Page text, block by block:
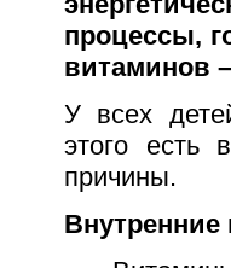
процессы,
витаминов
У всех
этого есть
причины.